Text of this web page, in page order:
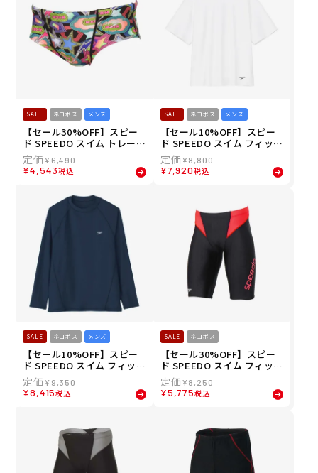
SALE ネコポス メンズ
【セール30%OFF】スピー
ド SPEEDO スイム トレーニ
ング 競泳 水着 スパークリン
グ ブーン ターンズ ショート
ボックス Sparkling Boom
-MT メンズ 男性 25S2 秋冬
¥ 6,490
¥4,543税込
SALE ネコポス メンズ
【セール10%OFF】スピー
ド SPEEDO スイム フィット
ネス 水着 ラッシュ ティー 6
0 ディー Rush T 60D SF725
80-W メンズ 男性 25S2 秋冬
¥8,800
¥7,920税込
SALE ネコポス メンズ
【セール10%OFF】スピー
ド SPEEDO スイム フィット
ネス 水着 ロング スリーブ
ラッシュ ティー L/S Rush T
ee SF72302-NB メンズ 男性
¥ 9,350
¥8,415税込
SALE ネコポス
【セール30%OFF】スピー
ド SPEEDO スイム フィット
ネス 水着 フレックス シグマ
ニュー コンフォート ラップ
ジャマー FLEX Σν Comfort
¥8,250
¥5,775税込